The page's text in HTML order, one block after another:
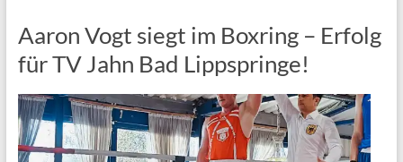
Aaron Vogt siegt im Boxring – Erfolg
für TV Jahn Bad Lippspringe!